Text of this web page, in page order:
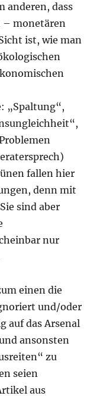
anderen, dass
– monetären
ist, wie man
„Spaltung“,
fallen hier
denn mit
sind aber
nur
einen die
und/oder
auf das Arsenal
ansonsten
zu
seien
aus